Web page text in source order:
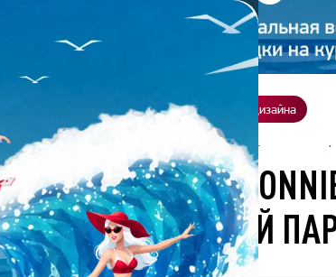
Заказать презентацию Студия дизайна
Bonnie&Slide для проекта мультимедийный
СТУДИЕЙ
ИСТОРИЧЕСКИЙ